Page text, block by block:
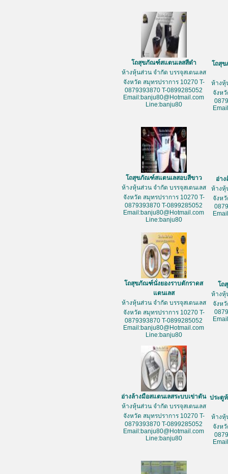
โถสุขภัณฑ์สแตนเลสสีดำ
ห้างหุ้นส่วน จำกัด บรรจุสเตนเลส
จังหวัด สมุทรปราการ 10270 T-
0879393870 T-0899285052
Email:banju80@Hotmail.com
Line:banju80
โถสุ
ห้างหุ้
จังห
โถสุขภัณฑ์สแตนเลสอบสีขาว
ห้างหุ้นส่วน จำกัด บรรจุสเตนเลส
จังหวัด สมุทรปราการ 10270 T-
0879393870 T-0899285052
Email:banju80@Hotmail.com
Line:banju80
อ่า
ห้างหุ้
จังห
โถสุขภัณฑ์นั่งยองราบตักราดส
แตนเลส
ห้างหุ้นส่วน จำกัด บรรจุสเตนเลส
จังหวัด สมุทรปราการ 10270 T-
0879393870 T-0899285052
Email:banju80@Hotmail.com
Line:banju80
โถ
ห้างหุ้
จังห
อ่างล้างมือสแตนเลสระบบเข่าดัน
ห้างหุ้นส่วน จำกัด บรรจุสเตนเลส
จังหวัด สมุทรปราการ 10270 T-
0879393870 T-0899285052
Email:banju80@Hotmail.com
Line:banju80
ประตู
ห้างหุ้
จังห